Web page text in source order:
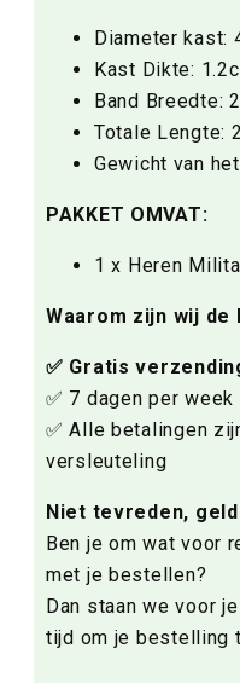
Diameter kast:
Kast Dikte:
Band Breedte:
Totale Lengte:
Gewicht van
PAKKET OMVAT:
1 x Heren
Waarom zijn wij de
✅ Gratis
✅ 7 dagen per week
✅ Alle betalingen
versleuteling
Niet tevreden,
Ben je om wat voor
met je bestellen?
Dan staan we voor
tijd om je bestelling